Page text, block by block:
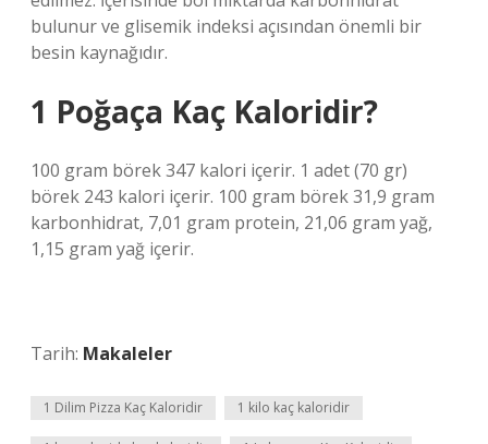
bulunur ve glisemik indeksi açısından önemli bir
besin kaynağıdır.
1 Poğaça Kaç Kaloridir?
100 gram börek 347 kalori içerir. 1 adet (70 gr)
börek 243 kalori içerir. 100 gram börek 31,9 gram
karbonhidrat, 7,01 gram protein, 21,06 gram yağ,
1,15 gram yağ içerir.
Tarih: Makaleler
1 Dilim Pizza Kaç Kaloridir 1 kilo kaç kaloridir